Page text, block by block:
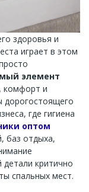
здоровья и
играет в этом
элемент
комфорт и
дорогостоящего
где гигиена
оптом
баз отдыха,
критично
спальных мест.